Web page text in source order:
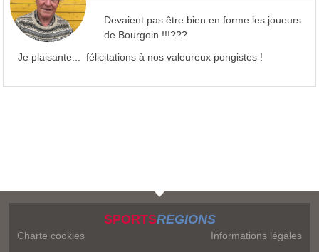
Devaient pas être bien en forme les joueurs
de Bourgoin !!!???
Je plaisante... félicitations à nos valeureux pongistes !
SPORTSREGIONS
Charte cookies
Informations légales